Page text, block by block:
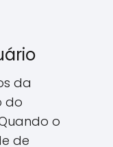
da
do
o
de